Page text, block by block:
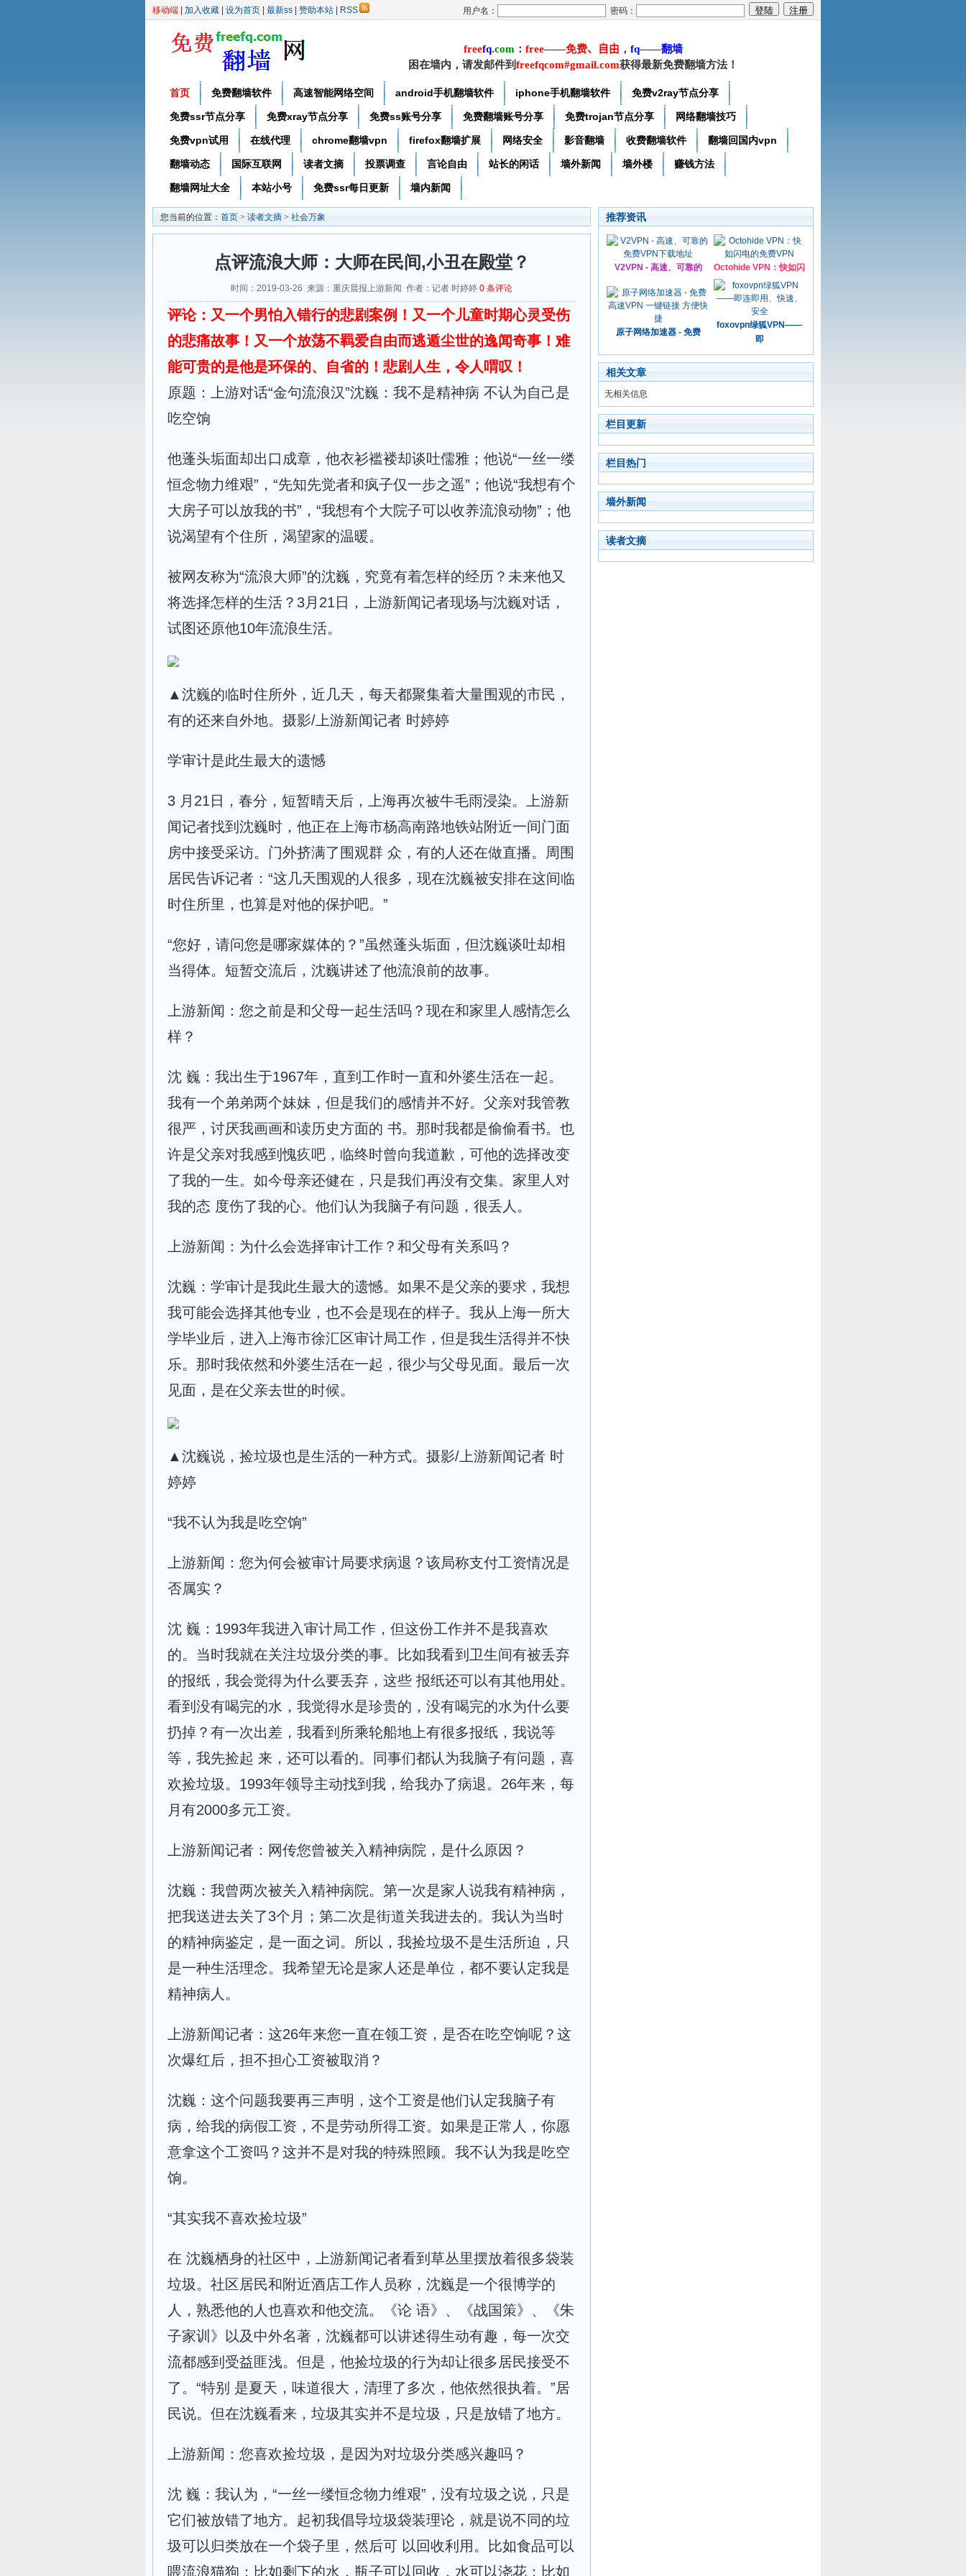
移动端 加入收藏 设为首页 最新ss 赞助本站 RSS 用户名： 密码：
freefq.com ： free——免费、自由 ， fq——翻墙
困在墙内，请发邮件到freefqcom#gmail.com获得最新免费翻墙方法！
首页 免费翻墙软件 高速智能网络空间 android手机翻墙软件 iphone手机翻墙软件 免费v2ray节点分享
免费ssr节点分享 免费xray节点分享 免费ss账号分享 免费翻墙账号分享 免费trojan节点分享 网络翻墙技巧
免费vpn试用 在线代理 chrome翻墙vpn firefox翻墙扩展 网络安全 影音翻墙 收费翻墙软件 翻墙回国内vpn
翻墙动态 国际互联网 读者文摘 投票调查 言论自由 站长的闲话 墙外新闻 墙外楼 赚钱方法
翻墙网址大全 本站小号 免费ssr每日更新 墙内新闻
您当前的位置： 首页 > 读者文摘 > 社会万象
点评流浪大师：大师在民间,小丑在殿堂？
时间：2019-03-26 来源：重庆晨报上游新闻 作者：记者 时婷婷 0 条评论
评论：又一个男怕入错行的悲剧案例！又一个儿童时期心灵受伤
的悲痛故事！又一个放荡不羁爱自由而逃遁尘世的逸闻奇事！难
能可贵的是他是环保的、自省的！悲剧人生，令人喟叹！
原题：上游对话“金句流浪汉”沈巍：我不是精神病 不认为自己是
吃空饷
他蓬头垢面却出口成章，他衣衫褴褛却谈吐儒雅；他说“一丝一缕
恒念物力维艰”，“先知先觉者和疯子仅一步之遥”；他说“我想有个
大房子可以放我的书”，“我想有个大院子可以收养流浪动物”；他
说渴望有个住所，渴望家的温暖。
被网友称为“流浪大师”的沈巍，究竟有着怎样的经历？未来他又
将选择怎样的生活？3月21日，上游新闻记者现场与沈巍对话，
试图还原他10年流浪生活。
▲沈巍的临时住所外，近几天，每天都聚集着大量围观的市民，
有的还来自外地。摄影/上游新闻记者 时婷婷
学审计是此生最大的遗憾
3 月21日，春分，短暂晴天后，上海再次被牛毛雨浸染。上游新
闻记者找到沈巍时，他正在上海市杨高南路地铁站附近一间门面
房中接受采访。门外挤满了围观群 众，有的人还在做直播。周围
居民告诉记者：“这几天围观的人很多，现在沈巍被安排在这间临
时住所里，也算是对他的保护吧。”
“您好，请问您是哪家媒体的？”虽然蓬头垢面，但沈巍谈吐却相
当得体。短暂交流后，沈巍讲述了他流浪前的故事。
上游新闻：您之前是和父母一起生活吗？现在和家里人感情怎么
样？
沈 巍：我出生于1967年，直到工作时一直和外婆生活在一起。
我有一个弟弟两个妹妹，但是我们的感情并不好。父亲对我管教
很严，讨厌我画画和读历史方面的 书。那时我都是偷偷看书。也
许是父亲对我感到愧疚吧，临终时曾向我道歉，可他的选择改变
了我的一生。如今母亲还健在，只是我们再没有交集。家里人对
我的态 度伤了我的心。他们认为我脑子有问题，很丢人。
上游新闻：为什么会选择审计工作？和父母有关系吗？
沈巍：学审计是我此生最大的遗憾。如果不是父亲的要求，我想
我可能会选择其他专业，也不会是现在的样子。我从上海一所大
学毕业后，进入上海市徐汇区审计局工作，但是我生活得并不快
乐。那时我依然和外婆生活在一起，很少与父母见面。最后一次
见面，是在父亲去世的时候。
▲沈巍说，捡垃圾也是生活的一种方式。摄影/上游新闻记者 时
婷婷
“我不认为我是吃空饷”
上游新闻：您为何会被审计局要求病退？该局称支付工资情况是
否属实？
沈 巍：1993年我进入审计局工作，但这份工作并不是我喜欢
的。当时我就在关注垃圾分类的事。比如我看到卫生间有被丢弃
的报纸，我会觉得为什么要丢弃，这些 报纸还可以有其他用处。
看到没有喝完的水，我觉得水是珍贵的，没有喝完的水为什么要
扔掉？有一次出差，我看到所乘轮船地上有很多报纸，我说等
等，我先捡起 来，还可以看的。同事们都认为我脑子有问题，喜
欢捡垃圾。1993年领导主动找到我，给我办了病退。26年来，每
月有2000多元工资。
上游新闻记者：网传您曾被关入精神病院，是什么原因？
沈巍：我曾两次被关入精神病院。第一次是家人说我有精神病，
把我送进去关了3个月；第二次是街道关我进去的。我认为当时
的精神病鉴定，是一面之词。所以，我捡垃圾不是生活所迫，只
是一种生活理念。我希望无论是家人还是单位，都不要认定我是
精神病人。
上游新闻记者：这26年来您一直在领工资，是否在吃空饷呢？这
次爆红后，担不担心工资被取消？
沈巍：这个问题我要再三声明，这个工资是他们认定我脑子有
病，给我的病假工资，不是劳动所得工资。如果是正常人，你愿
意拿这个工资吗？这并不是对我的特殊照顾。我不认为我是吃空
饷。
“其实我不喜欢捡垃圾”
在 沈巍栖身的社区中，上游新闻记者看到草丛里摆放着很多袋装
垃圾。社区居民和附近酒店工作人员称，沈巍是一个很博学的
人，熟悉他的人也喜欢和他交流。《论 语》、《战国策》、《朱
子家训》以及中外名著，沈巍都可以讲述得生动有趣，每一次交
流都感到受益匪浅。但是，他捡垃圾的行为却让很多居民接受不
了。“特别 是夏天，味道很大，清理了多次，他依然很执着。”居
民说。但在沈巍看来，垃圾其实并不是垃圾，只是放错了地方。
上游新闻：您喜欢捡垃圾，是因为对垃圾分类感兴趣吗？
沈 巍：我认为，“一丝一缕恒念物力维艰”，没有垃圾之说，只是
它们被放错了地方。起初我倡导垃圾袋装理论，就是说不同的垃
圾可以归类放在一个袋子里，然后可 以回收利用。比如食品可以
喂流浪猫狗；比如剩下的水，瓶子可以回收，水可以浇花；比如
推荐资讯
V2VPN - 高速、可靠的 Octohide VPN：快如闪
原子网络加速器 - 免费
foxovpn绿狐VPN——
即
相关文章
无相关信息
栏目更新
栏目热门
墙外新闻
读者文摘